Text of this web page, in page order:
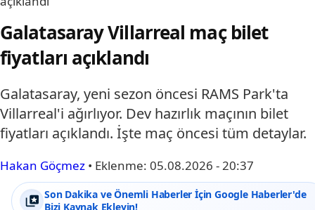
Galatasaray Villarreal maç bilet
fiyatları açıklandı
Galatasaray, yeni sezon öncesi RAMS Park'ta
Villarreal'i ağırlıyor. Dev hazırlık maçının bilet
fiyatları açıklandı. İşte maç öncesi tüm detaylar.
Hakan Göçmez • Eklenme: 05.08.2026 - 20:37
Son Dakika ve Önemli Haberler İçin Google Haberler'de
Bizi Kaynak Ekleyin!